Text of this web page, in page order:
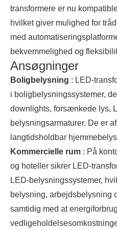
transformere er nu
hvilket giver mulighed for
med
bekvemmelighed og
Ansøgninger
Boligbelysning : LED-
i boligbelysningssystemer,
downlights, forsænkede lys,
belysningsarmaturer. De er
langtidsholdbar
Kommercielle rum : På
og hoteller sikrer LED-
LED-belysningssystemer,
belysning, arbejdsbelysning
samtidig med at